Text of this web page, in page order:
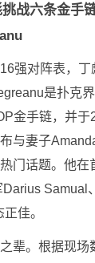
战六条金手
强对阵表，丁
是扑克
金手链，并于
与妻子
门话题。他在
Samual
佳。
辈。根据现场